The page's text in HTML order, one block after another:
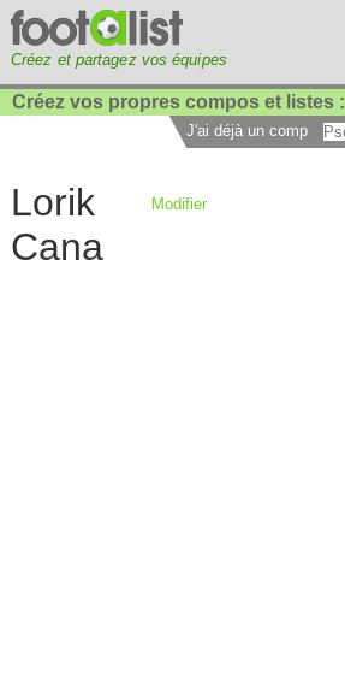
Créez et partagez vos équipes
Créez vos propres compos et listes :
J'ai déjà un compte :
Lorik
Cana
Modifier